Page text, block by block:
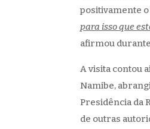
positivamente o
para isso que
afirmou
A visita contou
Namibe,
Presidência da
de outras